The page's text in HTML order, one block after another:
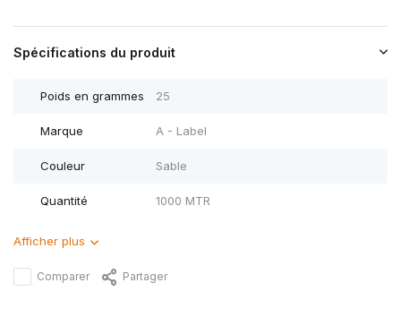
Spécifications du produit
Poids en grammes 25
Marque A - Label
Couleur Sable
Quantité 1000 MTR
Afficher plus
Comparer Partager